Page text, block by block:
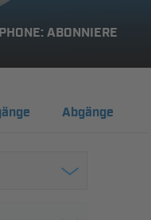
ABONNIERE
Abgänge